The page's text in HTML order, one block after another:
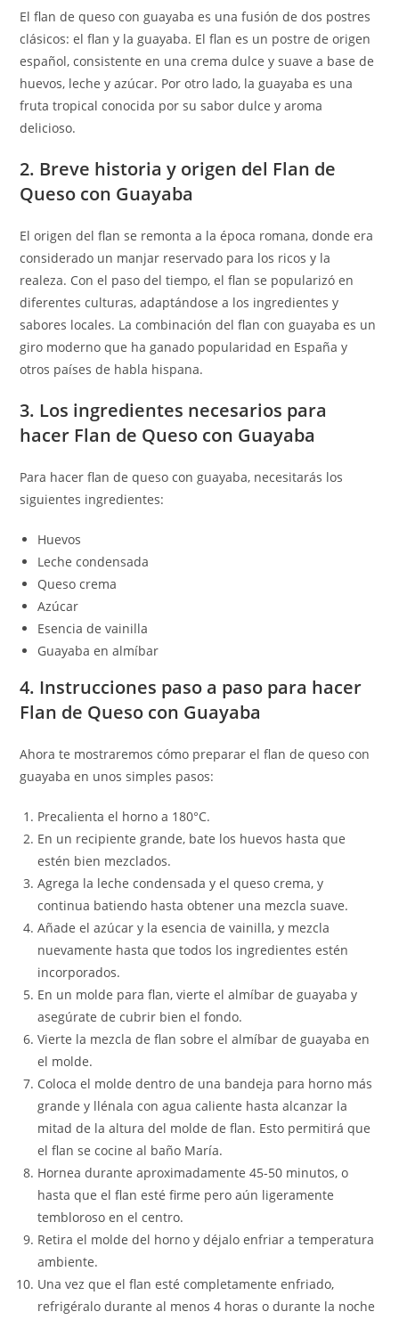
El flan de queso con guayaba es una fusión de dos postres
clásicos: el flan y la guayaba. El flan es un postre de origen
español, consistente en una crema dulce y suave a base de
huevos, leche y azúcar. Por otro lado, la guayaba es una
fruta tropical conocida por su sabor dulce y aroma
delicioso.
2. Breve historia y origen del Flan de
Queso con Guayaba
El origen del flan se remonta a la época romana, donde era
considerado un manjar reservado para los ricos y la
realeza. Con el paso del tiempo, el flan se popularizó en
diferentes culturas, adaptándose a los ingredientes y
sabores locales. La combinación del flan con guayaba es un
giro moderno que ha ganado popularidad en España y
otros países de habla hispana.
3. Los ingredientes necesarios para
hacer Flan de Queso con Guayaba
Para hacer flan de queso con guayaba, necesitarás los
siguientes ingredientes:
Huevos
Leche condensada
Queso crema
Azúcar
Esencia de vainilla
Guayaba en almíbar
4. Instrucciones paso a paso para hacer
Flan de Queso con Guayaba
Ahora te mostraremos cómo preparar el flan de queso con
guayaba en unos simples pasos:
Precalienta el horno a 180°C.
En un recipiente grande, bate los huevos hasta que
estén bien mezclados.
Agrega la leche condensada y el queso crema, y
continua batiendo hasta obtener una mezcla suave.
Añade el azúcar y la esencia de vainilla, y mezcla
nuevamente hasta que todos los ingredientes estén
incorporados.
En un molde para flan, vierte el almíbar de guayaba y
asegúrate de cubrir bien el fondo.
Vierte la mezcla de flan sobre el almíbar de guayaba en
el molde.
Coloca el molde dentro de una bandeja para horno más
grande y llénala con agua caliente hasta alcanzar la
mitad de la altura del molde de flan. Esto permitirá que
el flan se cocine al baño María.
Hornea durante aproximadamente 45-50 minutos, o
hasta que el flan esté firme pero aún ligeramente
tembloroso en el centro.
Retira el molde del horno y déjalo enfriar a temperatura
ambiente.
Una vez que el flan esté completamente enfriado,
refrigéralo durante al menos 4 horas o durante la noche